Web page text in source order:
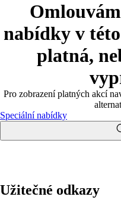
nabídky v
platná,
Pro zobrazení platných akcí
Speciální nabídky
Užitečné odkazy